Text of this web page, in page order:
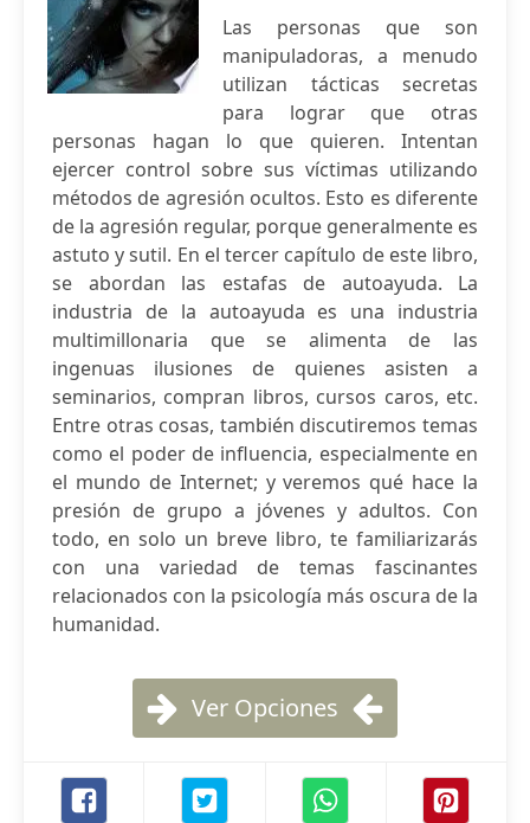
Las personas que son
manipuladoras, a menudo
utilizan tácticas secretas
para lograr que otras
personas hagan lo que quieren. Intentan
ejercer control sobre sus víctimas utilizando
métodos de agresión ocultos. Esto es diferente
de la agresión regular, porque generalmente es
astuto y sutil. En el tercer capítulo de este libro,
se abordan las estafas de autoayuda. La
industria de la autoayuda es una industria
multimillonaria que se alimenta de las
ingenuas ilusiones de quienes asisten a
seminarios, compran libros, cursos caros, etc.
Entre otras cosas, también discutiremos temas
como el poder de influencia, especialmente en
el mundo de Internet; y veremos qué hace la
presión de grupo a jóvenes y adultos. Con
todo, en solo un breve libro, te familiarizarás
con una variedad de temas fascinantes
relacionados con la psicología más oscura de la
humanidad.
Ver Opciones